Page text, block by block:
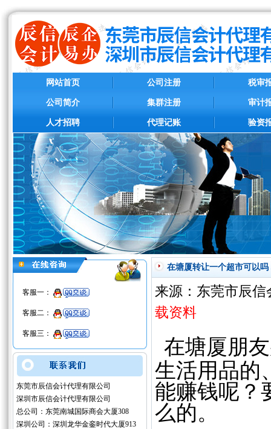
网站首页
公司简介
人才招聘
公司注册
集群注册
代理记账
税审
审计
验资
客服一：
客服二：
客服三：
东莞市辰信会计代理有限公司
深圳市辰信会计代理有限公司
总公司：东莞南城国际商会大厦308
深圳公司：深圳龙华金銮时代大厦913
在塘厦转让一个超市可以
来源：东莞市辰
载资料
在塘厦朋
生活用品的
能赚钱呢？
么的。